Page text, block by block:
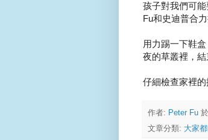
孩子對我們可
Fu和史迪普合
用力踢一下鞋
夜的草叢裡，結
仔細檢查家裡
作者: Peter Fu 於
文章分類: 大家